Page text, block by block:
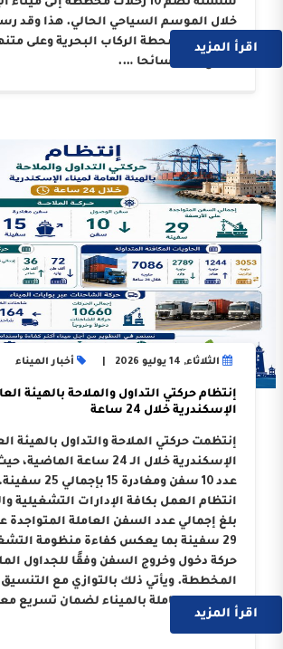
سلسلة تضم 10 رحلات مخططة إلى
خلال الموسم السياحي الحالي. هذا وقد
اقرأ المزيد
الثلاثاء, 14 يوليو 2026 أخبار الميناء
إنتظام حركتي التداول والملاحة بالهيئة
الإسكندرية خلال 24 ساعة
إنتظمت حركتي الملاحة والتداول بالهيئة
الإسكندرية خلال الـ 24 ساعة
عدد 10 سفن ومغادرة
انتظام العمل بكافة الإدارات التشغيلية
بلغ إجمالي عدد السفن العاملة المتواجدة
29 سفينة بما يعكس كفاءة منظومة
حركة دخول وخروج السفن وفقًا للجداول
المخططة. ويأتي ذلك بالتوازي مع
الجهات العاملة بالميناء لضمان تسريع
اقرأ المزيد